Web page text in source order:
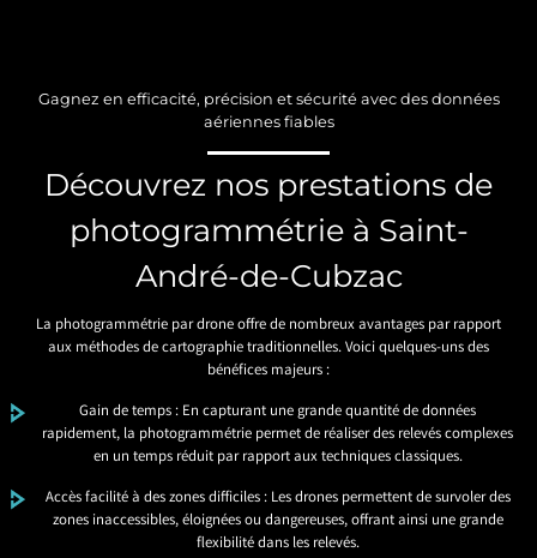
Gagnez en efficacité, précision et sécurité avec des données
aériennes fiables
Découvrez nos prestations de
photogrammétrie à Saint-
André-de-Cubzac
La photogrammétrie par drone offre de nombreux avantages par rapport
aux méthodes de cartographie traditionnelles. Voici quelques-uns des
bénéfices majeurs :
Gain de temps : En capturant une grande quantité de données
rapidement, la photogrammétrie permet de réaliser des relevés complexes
en un temps réduit par rapport aux techniques classiques.
Accès facilité à des zones difficiles : Les drones permettent de survoler des
zones inaccessibles, éloignées ou dangereuses, offrant ainsi une grande
flexibilité dans les relevés.